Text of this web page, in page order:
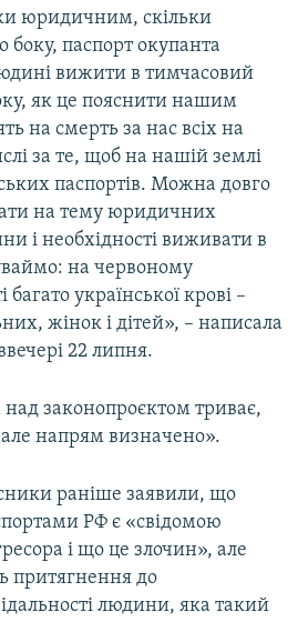
юридичним, скільки
боку, паспорт окупанта
вижити в тимчасовий
як це пояснити нашим
на смерть за нас всіх на
за те, щоб на нашій землі
паспортів. Можна довго
на тему юридичних
і необхідності виживати в
на червоному
багато української крові –
жінок і дітей», – написала
22 липня.
над законопроєктом триває,
але напрям визначено».
раніше заявили, що
РФ є «свідомою
і що це злочин», але
притягнення до
людини, яка такий